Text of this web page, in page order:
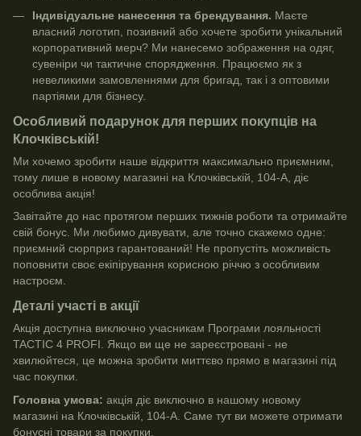
Індивідуальне нанесення та брендування. Маєте
власний логотип, позивний або хочете зробити унікальний
корпоративний мерч? Ми нанесемо зображення на одяг,
сувеніри чи тактичне спорядження. Працюємо як з
невеликими замовленнями для бригад, так і з оптовими
партіями для бізнесу.
Особливий подарунок для перших покупців на
Клочківській!
Ми хочемо зробити наше відкриття максимально приємним,
тому лише в новому магазині на Клочківській, 104-А, діє
особлива акція!
Завітайте до нас протягом перших тижнів роботи та отримайте
свій бонус. Ми любимо дивувати, але точно скажемо одне:
приємний сюрприз гарантований! Не пропустіть можливість
поповнити своє екіпірування корисною річчю з особливим
настроєм.
Деталі участі в акції
Акція доступна виключно учасникам Програми лояльності
TACTIC 4 PROFI. Якщо ви ще не зареєстровані - не
хвилюйтеся, це можна зробити миттєво прямо в магазині під
час покупки.
Головна умова: акція діє виключно в нашому новому
магазині на Клочківській, 104-А. Саме тут ви можете отримати
бонусні товари за покупки.